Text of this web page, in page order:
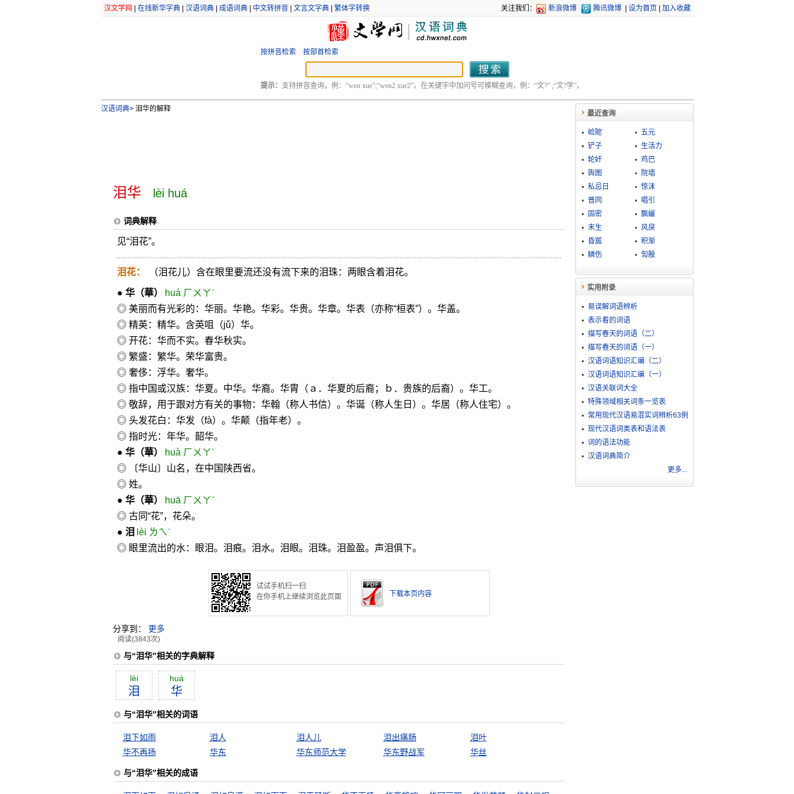
汉文学网 在线新华字典| 汉语词典| 成语词典| 中文转拼音| 文言文字典| 繁体字转换 关注我们： 新浪微博 腾讯微博 设为首页 加入收藏
按拼音检索 按部首检索
提示： 支持拼音查询，例：“wen xue”;“wen2 xue2”。在关键字中加问号可模糊查询，例：“文?” ;“文?学”。
汉语词典>泪华的解释
泪华 lèi huá
词典解释
见“泪花”。
泪花： （泪花儿）含在眼里要流还没有流下来的泪珠：两眼含着泪花。
● 华（華）
huá ㄏㄨㄚˊ
◎ 美丽而有光彩的：华丽。华艳。华彩。华贵。华章。华表（亦称“桓表”）。华盖。
◎ 精英：精华。含英咀（jǔ）华。
◎ 开花：华而不实。春华秋实。
◎ 繁盛：繁华。荣华富贵。
◎ 奢侈：浮华。奢华。
◎ 指中国或汉族：华夏。中华。华裔。华胄（ａ．华夏的后裔；ｂ．贵族的后裔）。华工。
◎ 敬辞，用于跟对方有关的事物：华翰（称人书信）。华诞（称人生日）。华居（称人住宅）。
◎ 头发花白：华发（fà）。华颠（指年老）。
◎ 指时光：年华。韶华。
● 华（華）
huà ㄏㄨㄚˋ
◎ 〔华山〕山名，在中国陕西省。
◎ 姓。
● 华（華）
huā ㄏㄨㄚˉ
◎ 古同“花”，花朵。
● 泪 lèi ㄌㄟˋ
◎ 眼里流出的水：眼泪。泪痕。泪水。泪眼。泪珠。泪盈盈。声泪俱下。
试试手机扫一扫
在你手机上继续浏览此页面
下载本页内容
分享到： 更多
阅读(3843次)
与“泪华”相关的字典解释
lèi
泪
huá
华
与“泪华”相关的词语
泪下如雨 泪人 泪人儿 泪出痛肠
泪叶
华不再扬
华东 华东师范大学 华东野战军 华丝
与“泪华”相关的成语
最近查询
崄阸
五元
铲子
生活力
轮奸
鸡巴
舆图
院墙
私忌日
惊沫
普同
唱引
固密
飘纚
末生
风戾
昏嚚
积渐
鳞伤
訇殷
实用附录
易误解词语辨析
表示看的词语
描写春天的词语（二）
描写春天的词语（一）
汉语词语知识汇编（二）
汉语词语知识汇编（一）
汉语关联词大全
特殊领域相关词条一览表
常用现代汉语易混实词辨析63例
现代汉语词类表和语法表
词的语法功能
汉语词典简介
更多...